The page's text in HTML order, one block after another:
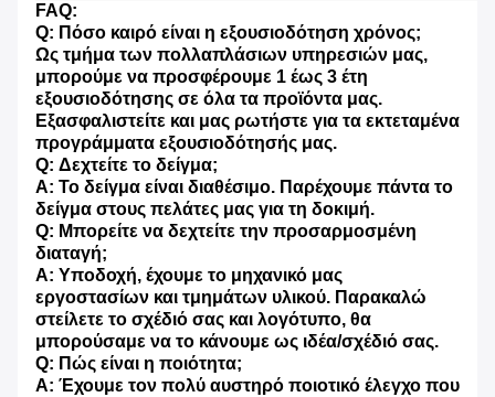
FAQ:
Q: Πόσο καιρό είναι η εξουσιοδότηση χρόνος;
Ως τμήμα των πολλαπλάσιων υπηρεσιών μας,
μπορούμε να προσφέρουμε 1 έως 3 έτη
εξουσιοδότησης σε όλα τα προϊόντα μας.
Εξασφαλιστείτε και μας ρωτήστε για τα εκτεταμένα
προγράμματα εξουσιοδότησής μας.
Q: Δεχτείτε το δείγμα;
Α: Το δείγμα είναι διαθέσιμο. Παρέχουμε πάντα το
δείγμα στους πελάτες μας για τη δοκιμή.
Q: Μπορείτε να δεχτείτε την προσαρμοσμένη
διαταγή;
Α: Υποδοχή, έχουμε το μηχανικό μας
εργοστασίων και τμημάτων υλικού. Παρακαλώ
στείλετε το σχέδιό σας και λογότυπο, θα
μπορούσαμε να το κάνουμε ως ιδέα/σχέδιό σας.
Q: Πώς είναι η ποιότητα;
Α: Έχουμε τον πολύ αυστηρό ποιοτικό έλεγχο που